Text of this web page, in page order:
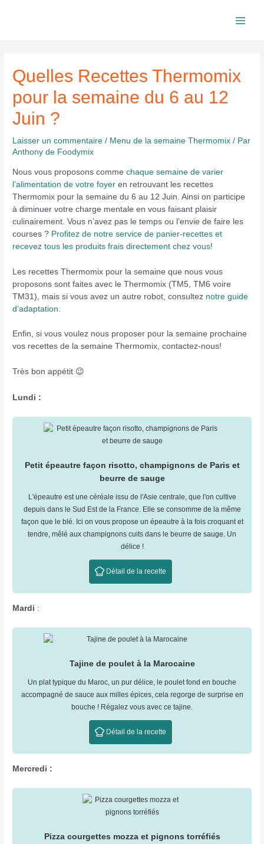
Quelles Recettes Thermomix
pour la semaine du 6 au 12
Juin ?
Laisser un commentaire / Menu de la semaine Thermomix / Par
Anthony de Foodymix
Nous vous proposons commechaque semaine de varier
l’alimentation de votre foyer en retrouvant les recettes
Thermomix pour la semaine du 6 au 12 Juin. Ainsi on participe
à diminuer votre charge mentale en vous faisant plaisir
culinairement. Vous n’avez pas le temps ou l’envie de faire les
courses ? Profitez de notre service de panier-recettes et
recevez tous les produits frais directement chez vous!
Les recettes Thermomix pour la semaine que nous vous
proposons sont faites avec le Thermomix (TM5, TM6 voire
TM31), mais si vous avez un autre robot, consultez notre guide
d’adaptation
Enfin, si vous voulez nous proposer pour la semaine prochaine
vos recettes de la semaine Thermomix, contactez-nous!
Très bon appétit 😉
Lundi :
Petit épeautre façon risotto, champignons de Paris et
beurre de sauge
L'épeautre est une céréale issu de l'Asie centrale, que l'on cultive
depuis dans le Sud Est de la France. Elle se consomme de la même
façon que le blé. Ici on vous propose un épeautre à la fois croquant et
tendre, mêlé aux champignons cuits dans le beurre de sauge. Un
délice !
Détail de la recette
Mardi :
Tajine de poulet à la Marocaine
Un plat typique du Maroc, un pur délice, le poulet fond en bouche
accompagné de sauce aux milles épices, cela regorge de surprise en
bouche ! Régalez vous avec ce tajine.
Détail de la recette
Mercredi :
Pizza courgettes mozza et pignons torréfiés